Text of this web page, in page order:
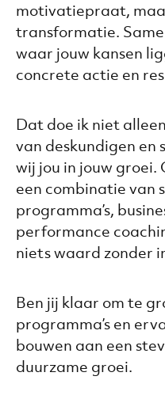
motivatiepraat,
transformatie.
waar jouw kansen
concrete actie en
Dat doe ik niet
van deskundigen en
wij jou in jouw groei.
een combinatie van
programma’s,
performance
niets waard zonder
Ben jij klaar om te
programma’s en
bouwen aan een
duurzame groei.